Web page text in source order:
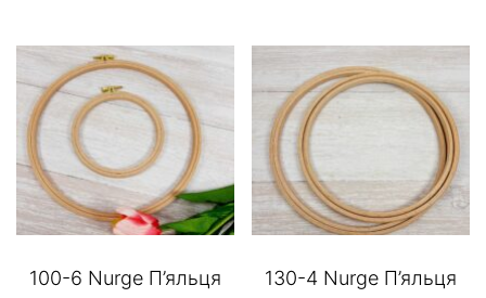
100-6 Nurge П’яльця
130-4 Nurge П’яльця